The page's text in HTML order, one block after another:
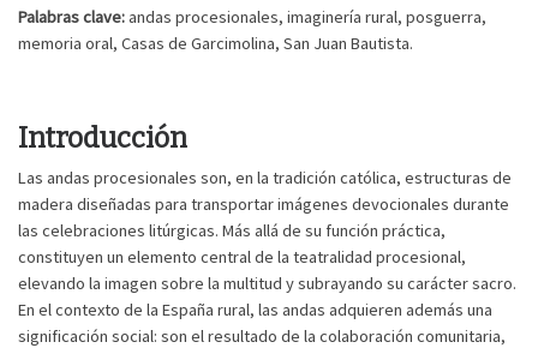
Palabras clave:andas procesionales, imaginería rural, posguerra,
memoria oral, Casas de Garcimolina, San Juan Bautista.
Introducción
Las andas procesionales son, en la tradición católica, estructuras de
madera diseñadas para transportar imágenes devocionales durante
las celebraciones litúrgicas. Más allá de su función práctica,
constituyen un elemento central de la teatralidad procesional,
elevando la imagen sobre la multitud y subrayando su carácter sacro.
En el contexto de la España rural, las andas adquieren además una
significación social: son el resultado de la colaboración comunitaria,